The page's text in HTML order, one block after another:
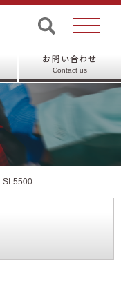
お問い合わせ
Contact us
SI-5500